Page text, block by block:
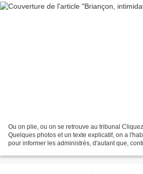
Ou on plie, ou on se retrouve au tribunal
Quelques photos et un texte explicatif, on a
pour informer les administrés, d'autant que,